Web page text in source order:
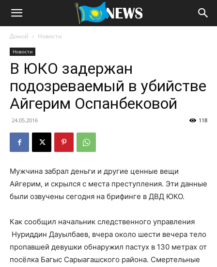
Домой Новости
Новости
В ЮКО задержан
подозреваемый в убийстве
Айгерим Оспанбековой
24.05.2016 118
Мужчина забрал деньги и другие ценные вещи
Айгерим, и скрылся с места преступления. Эти данные
были озвучены сегодня на брифинге в ДВД ЮКО.
Как сообщил начальник следственного управления
Нуриддин Дауылбаев, вчера около шести вечера тело
пропавшей девушки обнаружил пастух в 130 метрах от
посёлка Багыс Сарыагашского района. Смертельные